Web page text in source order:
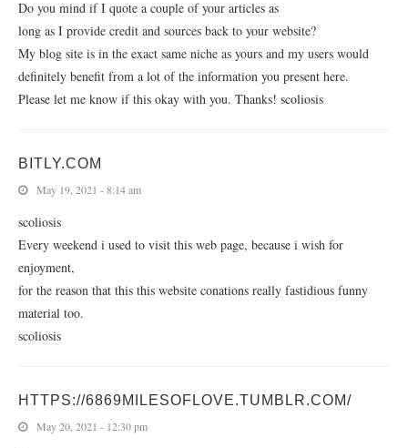
Do you mind if I quote a couple of your articles as
long as I provide credit and sources back to your website?
My blog site is in the exact same niche as yours and my users would
definitely benefit from a lot of the information you present here.
Please let me know if this okay with you. Thanks! scoliosis
BITLY.COM
May 19, 2021 - 8:14 am
scoliosis
Every weekend i used to visit this web page, because i wish for
enjoyment,
for the reason that this this website conations really fastidious funny
material too.
scoliosis
HTTPS://6869MILESOFLOVE.TUMBLR.COM/
May 20, 2021 - 12:30 pm